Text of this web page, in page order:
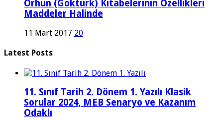
Orhun (Göktürk) Kitabelerinin Özellikleri
Maddeler Halinde
11 Mart 2017 20
Latest Posts
11. Sınıf Tarih 2. Dönem 1. Yazılı Klasik
Sorular 2024, MEB Senaryo ve Kazanım
Odaklı